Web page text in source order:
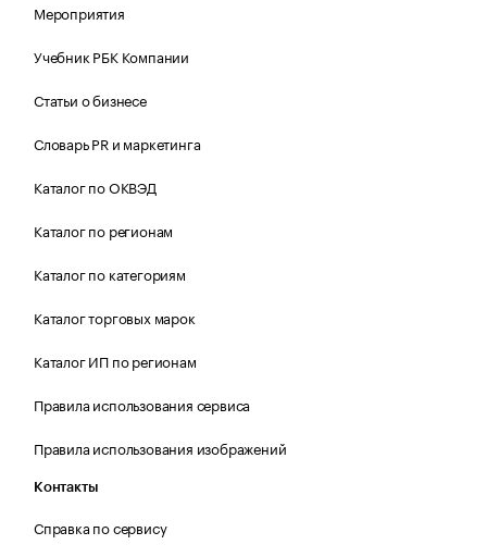
Мероприятия
Учебник РБК Компании
Статьи о бизнесе
Словарь PR и маркетинга
Каталог по ОКВЭД
Каталог по регионам
Каталог по категориям
Каталог торговых марок
Каталог ИП по регионам
Правила использования сервиса
Правила использования изображений
Контакты
Справка по сервису